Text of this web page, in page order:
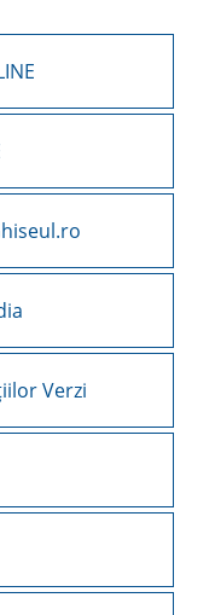
Verzi